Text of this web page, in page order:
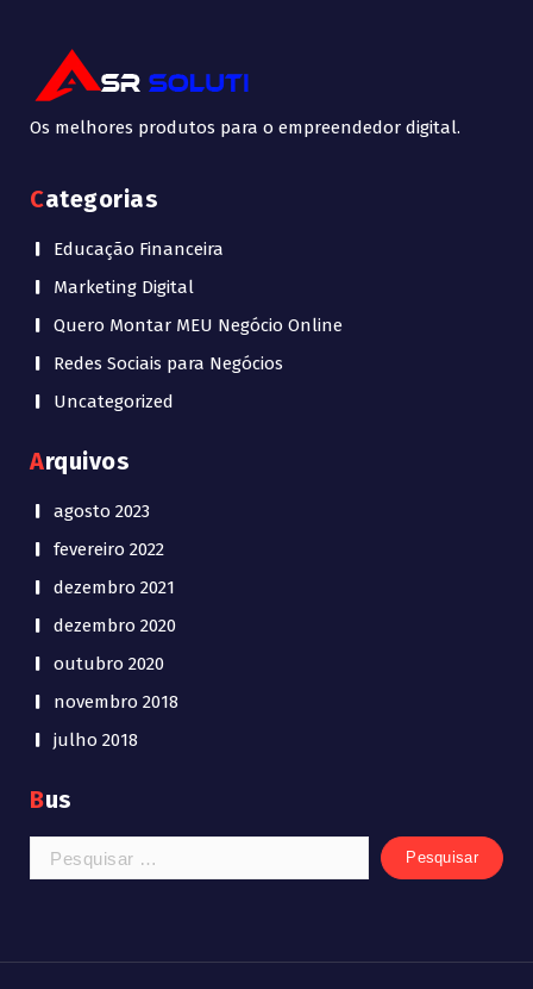
Os melhores produtos para o empreendedor digital.
Categorias
Educação Financeira
Marketing Digital
Quero Montar MEU Negócio Online
Redes Sociais para Negócios
Uncategorized
Arquivos
agosto 2023
fevereiro 2022
dezembro 2021
dezembro 2020
outubro 2020
novembro 2018
julho 2018
Bus